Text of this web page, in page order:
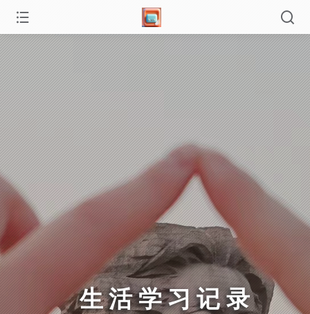
生活学习记录